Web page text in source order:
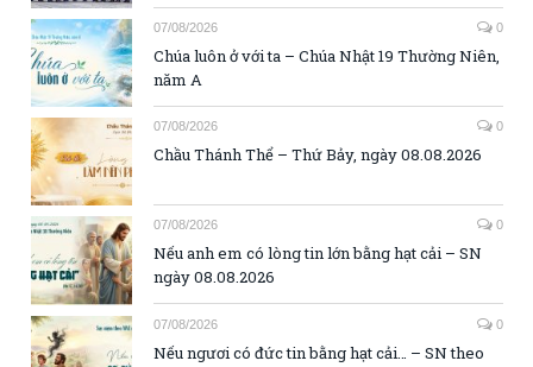
07/08/2026 0
Chúa luôn ở với ta – Chúa Nhật 19 Thường Niên,
năm A
07/08/2026 0
Chầu Thánh Thể – Thứ Bảy, ngày 08.08.2026
07/08/2026 0
Nếu anh em có lòng tin lớn bằng hạt cải – SN
ngày 08.08.2026
07/08/2026 0
Nếu ngươi có đức tin bằng hạt cải… – SN theo